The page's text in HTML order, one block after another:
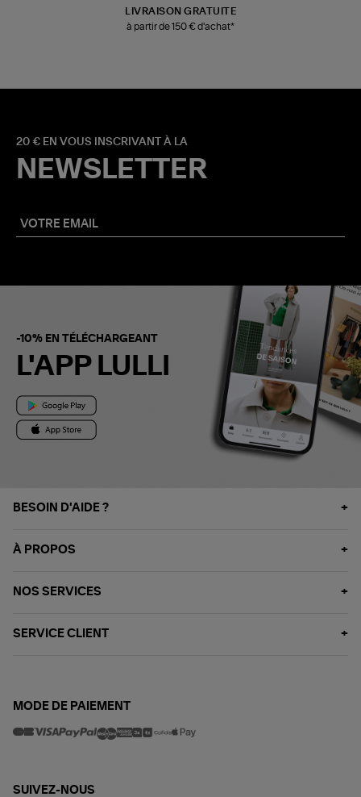
LIVRAISON GRATUITE
à partir de 150 € d'achat*
20 € EN VOUS INSCRIVANT À LA
NEWSLETTER
-10% EN TÉLÉCHARGEANT
L'APP LULLI
BESOIN D'AIDE ?
À PROPOS
NOS SERVICES
SERVICE CLIENT
MODE DE PAIEMENT
SUIVEZ-NOUS